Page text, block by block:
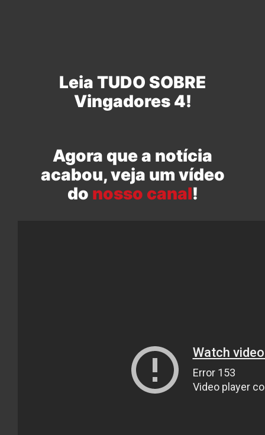
Leia TUDO SOBRE
Vingadores 4!
Agora que a notícia
acabou, veja um vídeo
do nosso canal!